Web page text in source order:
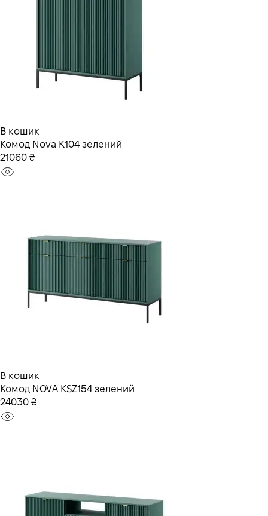
В кошик
Комод Nova K104 зелений
21060 ₴
В кошик
Комод NOVA KSZ154 зелений
24030 ₴